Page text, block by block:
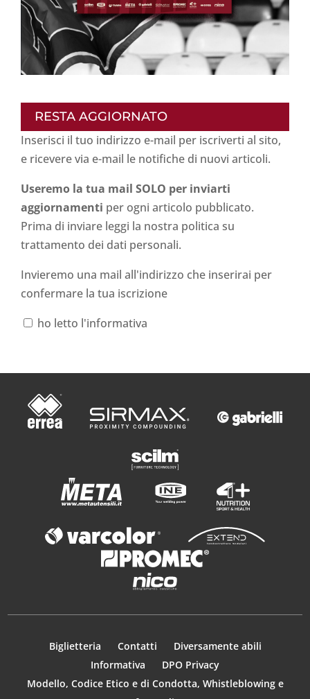
RESTA AGGIORNATO
Inserisci il tuo indirizzo e-mail per iscriverti al sito,
e ricevere via e-mail le notifiche di nuovi articoli.
Useremo la tua mail SOLO per inviarti
aggiornamenti per ogni articolo pubblicato.
Prima di inviare leggi la nostra politica su
trattamento dei dati personali.
Invieremo una mail all'indirizzo che inserirai per
confermare la tua iscrizione
ho letto l'informativa
Biglietteria Contatti
Diversamente abili
Informativa
DPO Privacy
Modello, Codice Etico e di Condotta, Whistleblowing e